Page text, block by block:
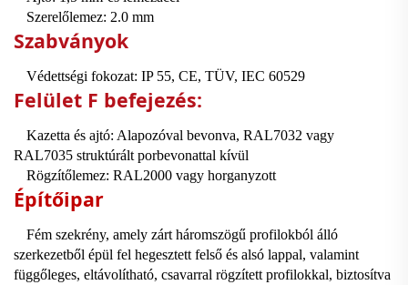
Szerelőlemez: 2.0 mm
Szabványok
Védettségi fokozat: IP 55, CE, TÜV, IEC 60529
Felület F befejezés:
Kazetta és ajtó: Alapozóval bevonva, RAL7032 vagy
RAL7035 struktúrált porbevonattal kívül
Rögzítőlemez: RAL2000 vagy horganyzott
Építőipar
Fém szekrény, amely zárt háromszögű profilokból álló
szerkezetből épül fel hegesztett felső és alsó lappal, valamint
függőleges, eltávolítható, csavarral rögzített profilokkal, biztosítva